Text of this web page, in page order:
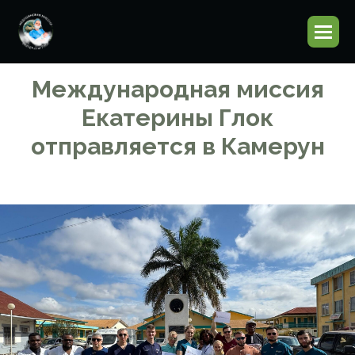
Международная миссия
Екатерины Глок
отправляется в Камерун